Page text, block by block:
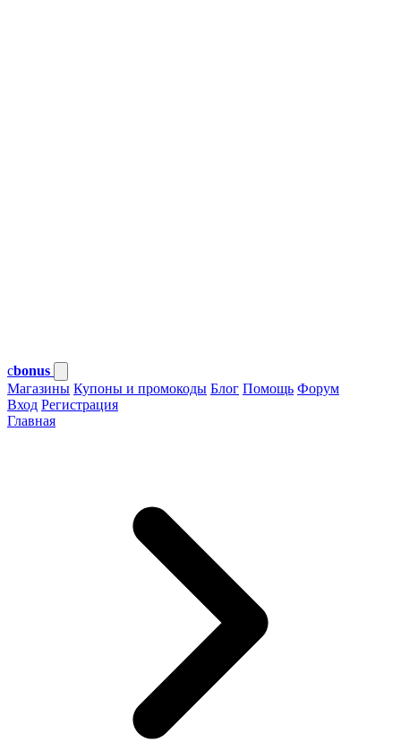
cbonus
Магазины Купоны и промокоды Блог Помощь Форум
Вход Регистрация
Главная